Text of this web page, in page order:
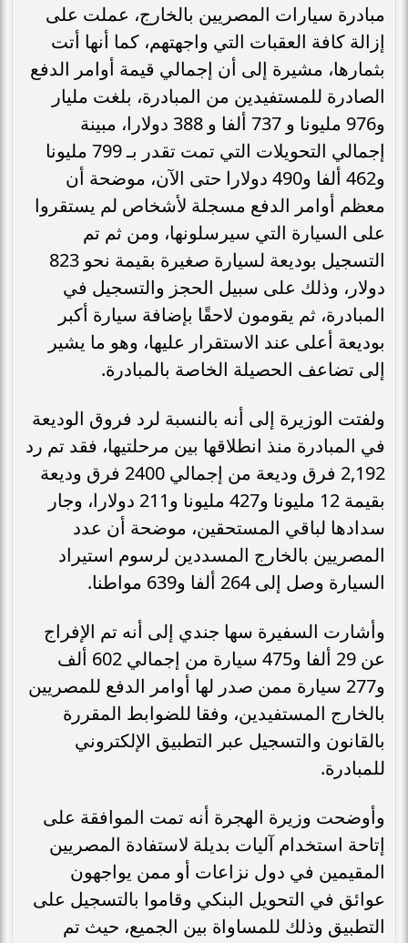
مبادرة سيارات المصريين بالخارج، عملت على
إزالة كافة العقبات التي واجهتهم، كما أنها أتت
بثمارها، مشيرة إلى أن إجمالي قيمة أوامر الدفع
الصادرة للمستفيدين من المبادرة، بلغت مليار
و976 مليونا و 737 ألفا و 388 دولارا، مبينة
إجمالي التحويلات التي تمت تقدر بـ 799 مليونا
و462 ألفا و490 دولارا حتى الآن، موضحة أن
معظم أوامر الدفع مسجلة لأشخاص لم يستقروا
على السيارة التي سيرسلونها، ومن ثم تم
التسجيل بوديعة لسيارة صغيرة بقيمة نحو 823
دولار، وذلك على سبيل الحجز والتسجيل في
المبادرة، ثم يقومون لاحقًا بإضافة سيارة أكبر
بوديعة أعلى عند الاستقرار عليها، وهو ما يشير
إلى تضاعف الحصيلة الخاصة بالمبادرة.
ولفتت الوزيرة إلى أنه بالنسبة لرد فروق الوديعة
في المبادرة منذ انطلاقها بين مرحلتيها، فقد تم رد
2,192 فرق وديعة من إجمالي 2400 فرق وديعة
بقيمة 12 مليونا و427 مليونا و211 دولارا، وجار
سدادها لباقي المستحقين، موضحة أن عدد
المصريين بالخارج المسددين لرسوم استيراد
السيارة وصل إلى 264 ألفا و639 مواطنا.
وأشارت السفيرة سها جندي إلى أنه تم الإفراج
عن 29 ألفا و475 سيارة من إجمالي 602 ألف
و277 سيارة ممن صدر لها أوامر الدفع للمصريين
بالخارج المستفيدين، وفقا للضوابط المقررة
بالقانون والتسجيل عبر التطبيق الإلكتروني
للمبادرة.
وأوضحت وزيرة الهجرة أنه تمت الموافقة على
إتاحة استخدام آليات بديلة لاستفادة المصريين
المقيمين في دول نزاعات أو ممن يواجهون
عوائق في التحويل البنكي وقاموا بالتسجيل على
التطبيق وذلك للمساواة بين الجميع، حيث تم